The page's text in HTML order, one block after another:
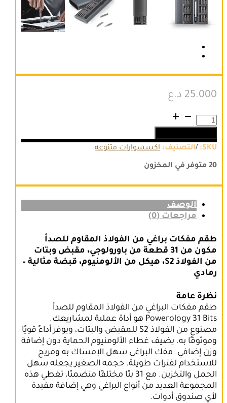
25.000 د.ع
كمية
طقم
براغي
الفولاذ
باورولوجي
SKU:
/التصنيف: اكسسوارات متنوعه
20 متوفر في المخزون
الوصف
مراجعات (0)
طقم مفكات براغي من الفولاذ المقاوم للصدأ
مكون من 31 قطعة من باورولوجي، مقبض وبتات
من الفولاذ S2، هيكل من الألومنيوم، قبضة مثالية –
رمادي
نظرة عامة
طقم مفكات البراغي من الفولاذ المقاوم للصدأ
Powerology 31 Bits هو أداة عملية لمشاريعك.
مصنوع من الفولاذ S2 للمقبض والبتات، ويوفر أداءً قويًا
وموثوقًا به. يضيف غطاء الألومنيوم الحماية دون إضافة
وزن إضافي. مفك البراغي سهل الإمساك به ومريح
للاستخدام لفترات طويلة. حجمه الصغير يجعله سهل
الحمل والتخزين. مع 31 بتًا مختلفًا متضمنًا، تغطي هذه
المجموعة العديد من أنواع البراغي وهي إضافة مفيدة
لأي صندوق أدوات.